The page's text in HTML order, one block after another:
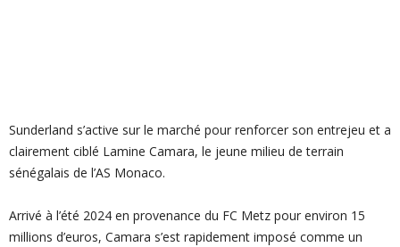
Sunderland s’active sur le marché pour renforcer son entrejeu et a
clairement ciblé Lamine Camara, le jeune milieu de terrain
sénégalais de l’AS Monaco.
Arrivé à l’été 2024 en provenance du FC Metz pour environ 15
millions d’euros, Camara s’est rapidement imposé comme un